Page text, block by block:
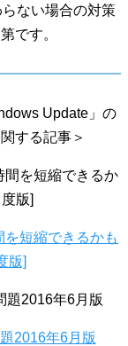
ない場合の対策
です。
Update」の
する記事＞
間を短縮できるか
版]
を短縮できるかも
版]
題2016年6月版
2016年6月版